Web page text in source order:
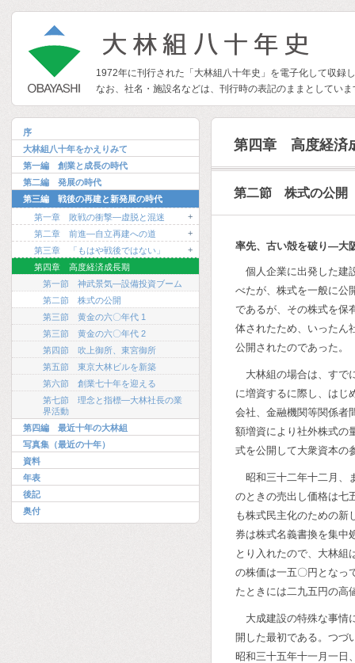
1972年に刊行された「大林組八十年史」を電子化して収録
なお、社名・施設名などは、刊行時の表記のままとしてい
序
大林組八十年をかえりみて
第一編 創業と成長の時代
第二編 発展の時代
第三編 戦後の再建と新発展の時代
第一章 敗戦の衝撃―虚脱と混迷
+
第二章 前進―自立再建への道
+
第三章 「もはや戦後ではない」
+
第四章 高度経済成長期
第一節 神武景気―設備投資ブーム
第二節 株式の公開
第三節 黄金の六〇年代 1
第三節 黄金の六〇年代 2
第四節 吹上御所、東宮御所
第五節 東京大林ビルを新築
第六節 創業七十年を迎える
第七節 理念と指標―大林社長の業
界活動
第四編 最近十年の大林組
写真集（最近の十年）
資料
年表
後記
奥付
第四章 高度経済
第二節 株式の公開
率先、古い殻を破り―大
個人企業に出発した建
べたが、株式を一般に公
であるが、その株式を保
体されたため、いったん
公開されたのであった。
大林組の場合は、すで
に増資するに際し、はじ
会社、金融機関等関係者
額増資により社外株式の
式を公開して大衆資本の
昭和三十二年十二月、
のときの売出し価格は七
も株式民主化のための新
券は株式名義書換を集中
とり入れたので、大林組
の株価は一五〇円となっ
たときには二九五円の高
大成建設の特殊な事情
開した最初である。つづ
昭和三十五年十一月一日